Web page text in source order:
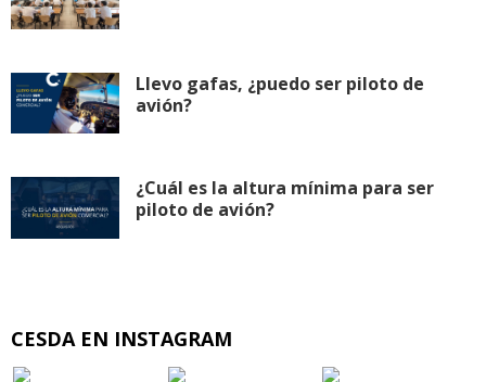
Llevo gafas, ¿puedo ser piloto de
avión?
¿Cuál es la altura mínima para ser
piloto de avión?
CESDA EN INSTAGRAM